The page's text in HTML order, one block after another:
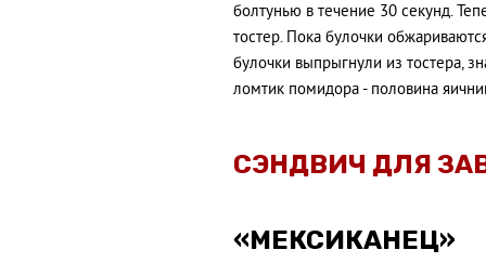
болтунью в течение 30 секунд.
тостер. Пока булочки
булочки выпрыгнули из тостера,
ломтик помидора - половина
СЭНДВИЧ ДЛЯ
«МЕКСИКАНЕЦ»